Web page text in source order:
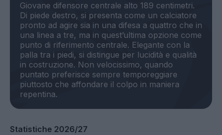
Giovane difensore centrale alto 189 centimetri.
Di piede destro, si presenta come un calciatore
pronto ad agire sia in una difesa a quattro che in
una linea a tre, ma in quest’ultima opzione come
punto di riferimento centrale. Elegante con la
palla tra i piedi, si distingue per lucidità e qualità
in costruzione. Non velocissimo, quando
puntato preferisce sempre temporeggiare
piuttosto che affondare il colpo in maniera
Statistiche 2026/27